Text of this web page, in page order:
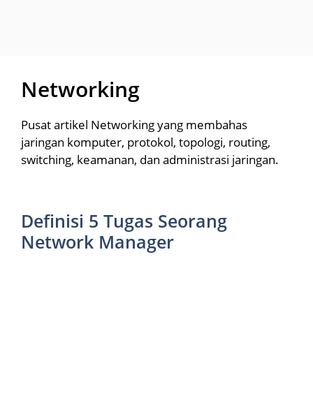
Networking
Pusat artikel Networking yang membahas
jaringan komputer, protokol, topologi, routing,
switching, keamanan, dan administrasi jaringan.
Definisi 5 Tugas Seorang
Network Manager